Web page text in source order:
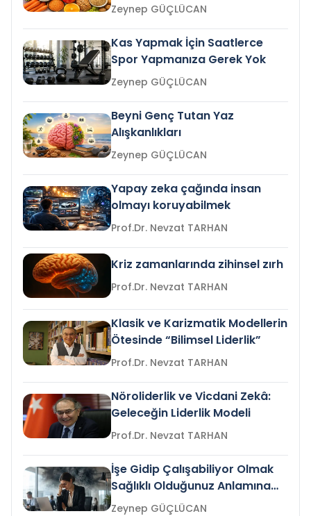
Zeynep GÜÇLÜCAN
Kas Yapmak İçin Saatlerce
Spor Yapmanıza Gerek Yok
Zeynep GÜÇLÜCAN
Beyni Genç Tutan Yaz
Alışkanlıkları
Zeynep GÜÇLÜCAN
Yapay zeka çağında insan
olmayı koruyabilmek
Prof.Dr. Nevzat TARHAN
Kriz zamanlarında zihinsel zırh
Prof.Dr. Nevzat TARHAN
Klasik ve Karizmatik Modellerin
Ötesinde “Bilimsel Liderlik”
Prof.Dr. Nevzat TARHAN
Nöroliderlik ve Vicdani Zekâ:
Geleceğin Liderlik Modeli
Prof.Dr. Nevzat TARHAN
İşe Gidip Çalışabiliyor Olmak
Sağlıklı Olduğunuz Anlamına
Gelir mi?Zeynep GÜÇLÜCAN